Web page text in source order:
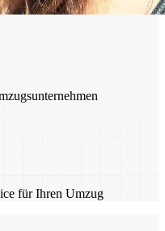
für Ihren Umzug